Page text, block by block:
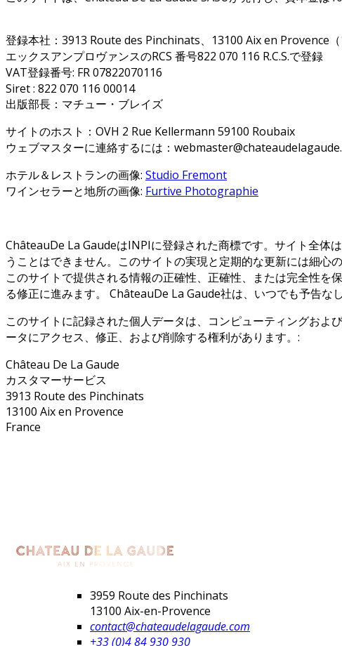
登録本社：3913 Route des Pinchinats、13100 Aix en Provence（
エックスアンプロヴァンスのRCS 番号822 070 116 R.C.S.で登録
VAT登録番号: FR 07822070116
Siret : 822 070 116 00014
出版部長：マチュー・ブレイズ
サイトのホスト：OVH 2 Rue Kellermann 59100 Roubaix
ウェブマスターに連絡するには：
ホテル＆レストランの画像: Studio Fremont
ワインセラーと地所の画像: Furtive Photographie
ChâteauDe La GaudeはINPIに登録された商標です。サイト全体
うことはできません。このサイトの実現と定期的な更新には細心
このサイトで提供される情報の正確性、正確性、または完全性
る修正に進みます。 ChâteauDe La Gaude社は、いつでも予告な
このサイトに記録された個人データは、コンピューティングお
ータにアクセス、修正、および削除する権利があります。:
Château De La Gaude
カスタマーサービス
3913 Route des Pinchinats
13100 Aix en Provence
France
3959 Route des Pinchinats
13100 Aix-en-Provence
contact@chateaudelagaude.com
+33 (0)4 84 930 930